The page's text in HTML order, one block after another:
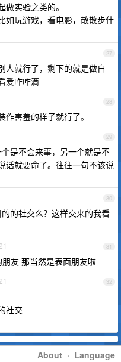
实验之类的。
如玩游戏，看电影，散散步什
27
人就行了，剩下的就是做自
爱咋咋滴
28
害羞的样子就行了。
29
是不会来事，另一个就是不
话就要命了。往往一句不该说
30
的社交么？这样交来的我看
31
友 那当然是表面朋友啦
32
社交
About · Language